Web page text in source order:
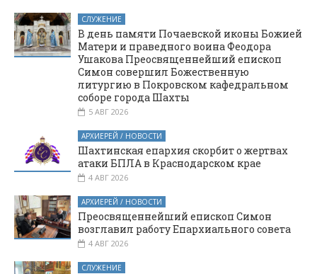
СЛУЖЕНИЕ
В день памяти Почаевской иконы Божией
Матери и праведного воина Феодора
Ушакова Преосвященнейший епископ
Симон совершил Божественную
литургию в Покровском кафедральном
соборе города Шахты
5 АВГ 2026
АРХИЕРЕЙ / НОВОСТИ
Шахтинская епархия скорбит о жертвах
атаки БПЛА в Краснодарском крае
4 АВГ 2026
АРХИЕРЕЙ / НОВОСТИ
Преосвященнейший епископ Симон
возглавил работу Епархиального совета
4 АВГ 2026
СЛУЖЕНИЕ